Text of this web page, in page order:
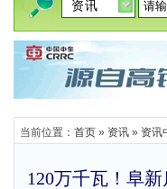
当前位置： 首页 » 资讯 » 资讯
120万千瓦！阜